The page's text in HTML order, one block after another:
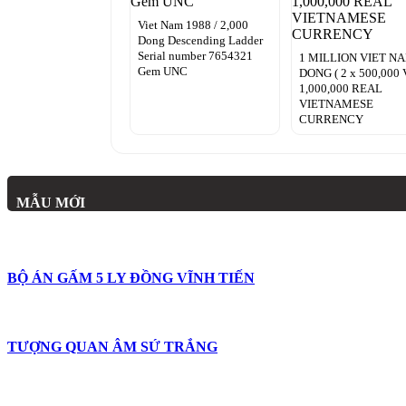
Viet Nam 1988 / 2,000
Dong Descending Ladder
Serial number 7654321
Gem UNC
1 MILLION VIET
DONG ( 2 x 500,000
1,000,000 REAL
VIETNAMESE
CURRENCY
MẪU MỚI
BỘ ÁN GẤM 5 LY ĐỒNG VĨNH TIẾN
TƯỢNG QUAN ÂM SỨ TRẮNG